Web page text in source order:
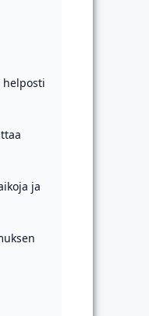
helposti
ja